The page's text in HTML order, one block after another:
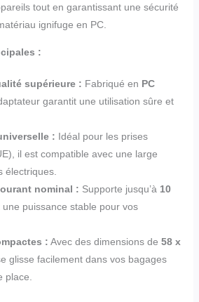
tout en garantissant une sécurité
ignifuge en PC.
:
supérieure : Fabriqué en PC
garantit une utilisation sûre et
: Idéal pour les prises
il est compatible avec une large
électriques.
nominal : Supporte jusqu’à 10
puissance stable pour vos
: Avec des dimensions de 58 x
glisse facilement dans vos bagages
place.